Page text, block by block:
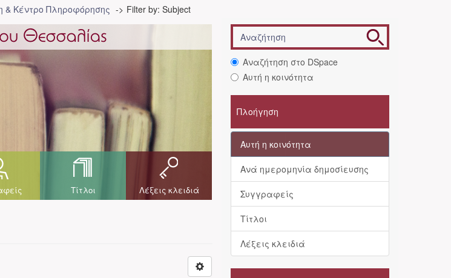
& Κέντρο Πληροφόρησης Filter by: Subject
Τίτλοι Λέξεις κλειδιά
Αναζήτηση στο DSpace
Αυτή η κοινότητα
Πλοήγηση
Αυτή η κοινότητα
Ανά ημερομηνία δημοσίευσης
Συγγραφείς
Τίτλοι
Λέξεις κλειδιά